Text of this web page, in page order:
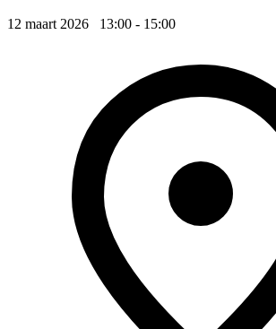
12 maart 2026 13:00 - 15:00